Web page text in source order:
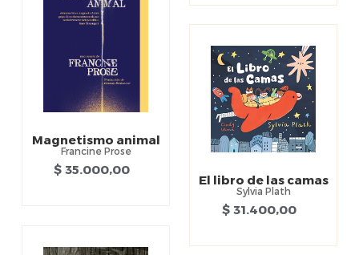
Magnetismo animal
Francine Prose
$ 35.000,00
El libro de las camas
Sylvia Plath
$ 31.400,00